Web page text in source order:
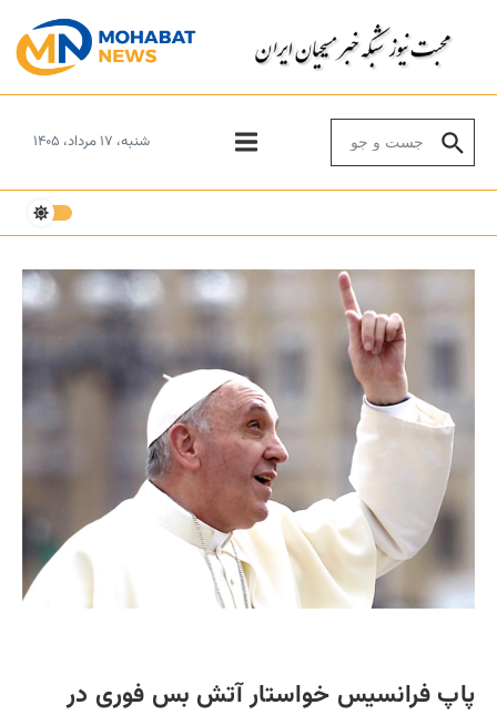
شنبه، ۱۷ مرداد، ۱۴۰۵
پاپ فرانسیس خواستار آتش بس فوری در